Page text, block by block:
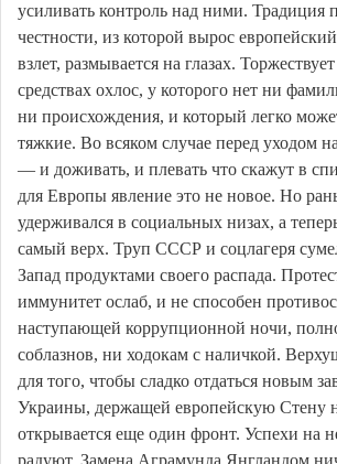
усиливать контроль над ними. Традиция
честности, из которой вырос
взлет, размывается на глазах.
средствах охлос, у которого нет ни
ни происхождения, и который легко
тяжкие. Во всяком случае перед уходом
— и доживать, и плевать что скажут в
для Европы явление это не новое. Но
удерживался в социальных низах, а
самый верх. Труп СССР и соцлагеря
Запад продуктами своего распада.
иммунитет ослаб, и не способен
наступающей коррупционной ночи,
соблазнов, ни ходокам с наличкой.
для того, чтобы сладко отдаться новым
Украины, держащей европейскую Стену
открывается еще один фронт. Успехи на